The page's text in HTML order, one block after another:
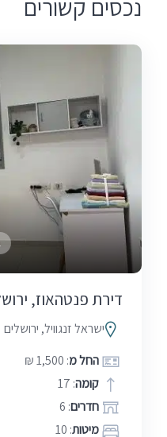
נכסים קשורים
דירת פנטהאוז,
ישראל זנגוויל, ירושלים
החל מ: 1,500 ₪
קומה: 17
חדרים: 6
מיטות: 10